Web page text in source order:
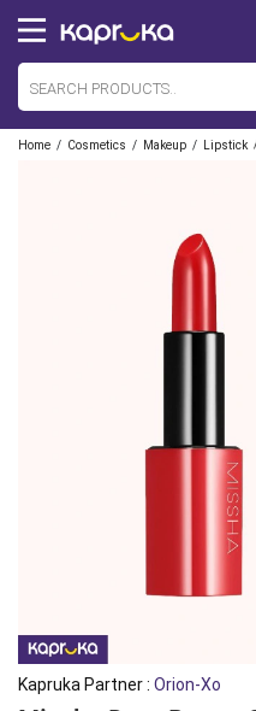
Home / Cosmetics / Makeup / Lipstick
Kapruka Partner : Orion-Xo